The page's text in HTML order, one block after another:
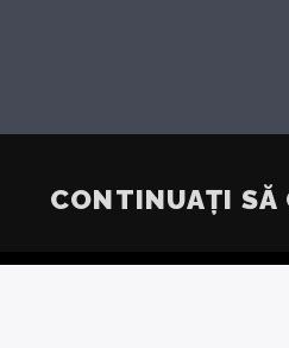
CONTINUAȚI SĂ